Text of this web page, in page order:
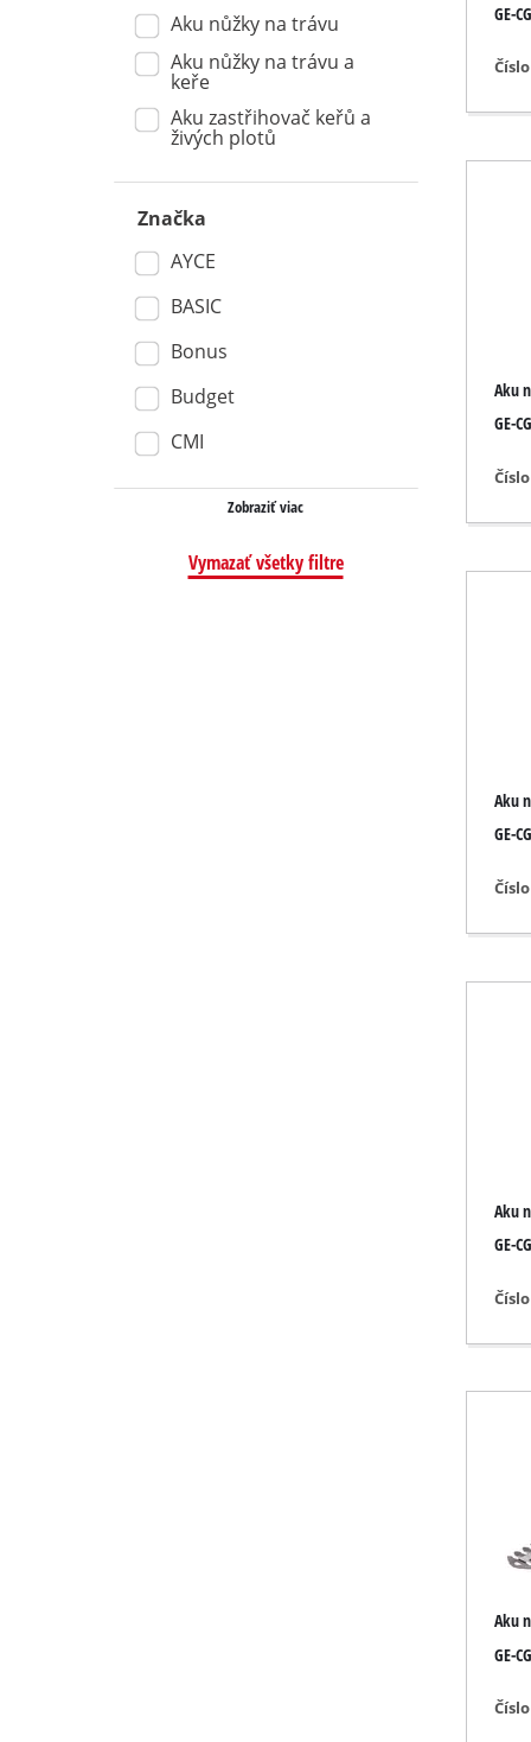
Dekupírovacie píly
Ďalšie píly
Mokro-suché vysávače
Nástenné / podlahové
Prístroje na brúsenie
Elektrické kompresory
Zariadenia na
Kompresory do auta
Technika pre
Aku nůžky na trávu
Aku nůžky na trávu a
keře
Aku zastřihovač keřů a
živých plotů
Značka
AYCE
BASIC
Bonus
Budget
CMI
Zobraziť viac
Vymazať všetky filtre
GE-
Aku
GE-
Aku
GE-
Aku
GE-
Aku
GE-